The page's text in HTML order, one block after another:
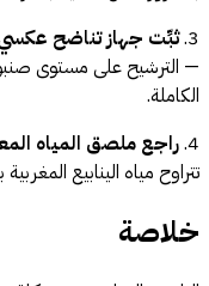
3. ثبِّت جهاز تناضح
— الترشيح على مستوى
الكاملة.
4. راجع ملصق المياه
تتراوح مياه الينابيع المغربية بين 2 و> 30
خلاصة